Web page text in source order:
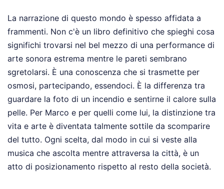
La narrazione di questo mondo è spesso affidata a
frammenti. Non c'è un libro definitivo che spieghi cosa
significhi trovarsi nel bel mezzo di una performance di
arte sonora estrema mentre le pareti sembrano
sgretolarsi. È una conoscenza che si trasmette per
osmosi, partecipando, essendoci. È la differenza tra
guardare la foto di un incendio e sentirne il calore sulla
pelle. Per Marco e per quelli come lui, la distinzione tra
vita e arte è diventata talmente sottile da scomparire
del tutto. Ogni scelta, dal modo in cui si veste alla
musica che ascolta mentre attraversa la città, è un
atto di posizionamento rispetto al resto della società.